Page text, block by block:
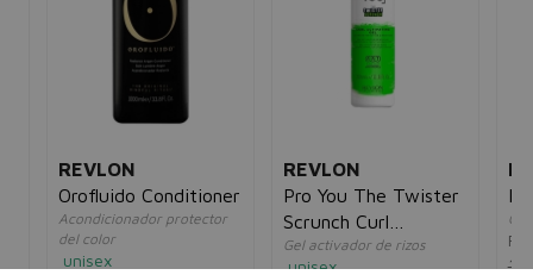
REVLON
Orofluido Conditioner
Acondicionador protector
del color
unisex
REVLON
Pro You The Twister
Scrunch Curl
Activating Gel
Gel activador de rizos
unisex